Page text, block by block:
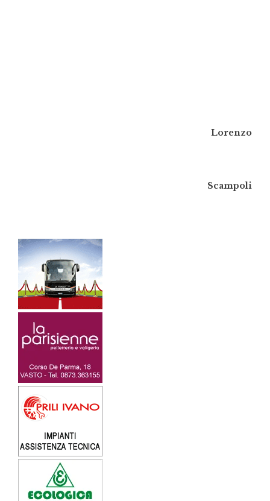
Lorenzo
Scampoli